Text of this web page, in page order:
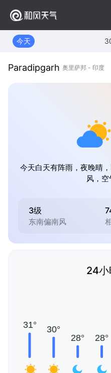
今天
Paradipgarh 奥里萨邦 - 印度
今天白天有阵雨，夜晚晴
风，空
3级
东南偏南风
24小